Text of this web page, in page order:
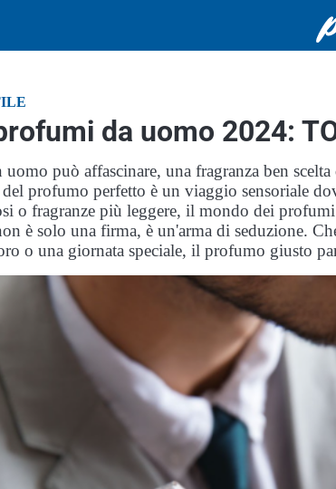
da uomo 2024:
può affascinare, una fragranza ben scelta
profumo perfetto è un viaggio sensoriale
o fragranze più leggere, il mondo dei
è solo una firma, è un'arma di seduzione.
o una giornata speciale, il profumo giusto